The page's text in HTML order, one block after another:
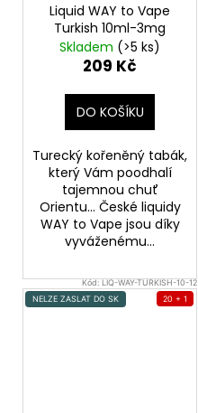
Liquid WAY to Vape
Turkish 10ml-3mg
Skladem (>5 ks)
209 Kč
DO KOŠÍKU
Turecký kořeněný tabák,
který Vám poodhalí
tajemnou chuť
Orientu... České liquidy
WAY to Vape jsou díky
vyváženému...
Kód:LIQ-WAY-TURKISH-10-12
NELZE ZASLAT DO SK
20 + 1